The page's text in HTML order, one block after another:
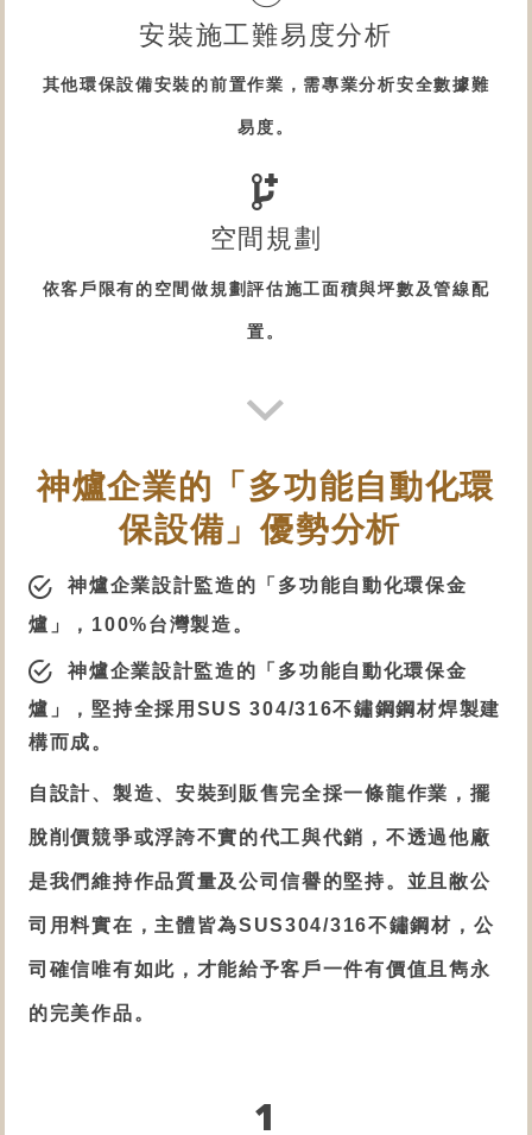
安裝施工難易度分析
其他環保設備安裝的前置作業，需專業分析安全數據難
易度。
空間規劃
依客戶限有的空間做規劃評估施工面積與坪數及管線配
置。
神爐企業的「多功能自動化環
保設備 」優勢分析
神爐企業設計監造的「 多功能自動化環保金
爐 」，100%台灣製造。
神爐企業設計監造的「 多功能自動化環保金
爐 」，堅持全採用SUS 304/316不鏽鋼鋼材焊製建
構而成。
自設計、製造、安裝到販售完全採一條龍作業，擺
脫削價競爭或浮誇不實的代工與代銷，不透過他廠
是我們維持作品質量及公司信譽的堅持。並且敝公
司用料實在，主體皆為SUS304/316不鏽鋼材，公
司確信唯有如此，才能給予客戶一件有價值且雋永
的完美作品。
1